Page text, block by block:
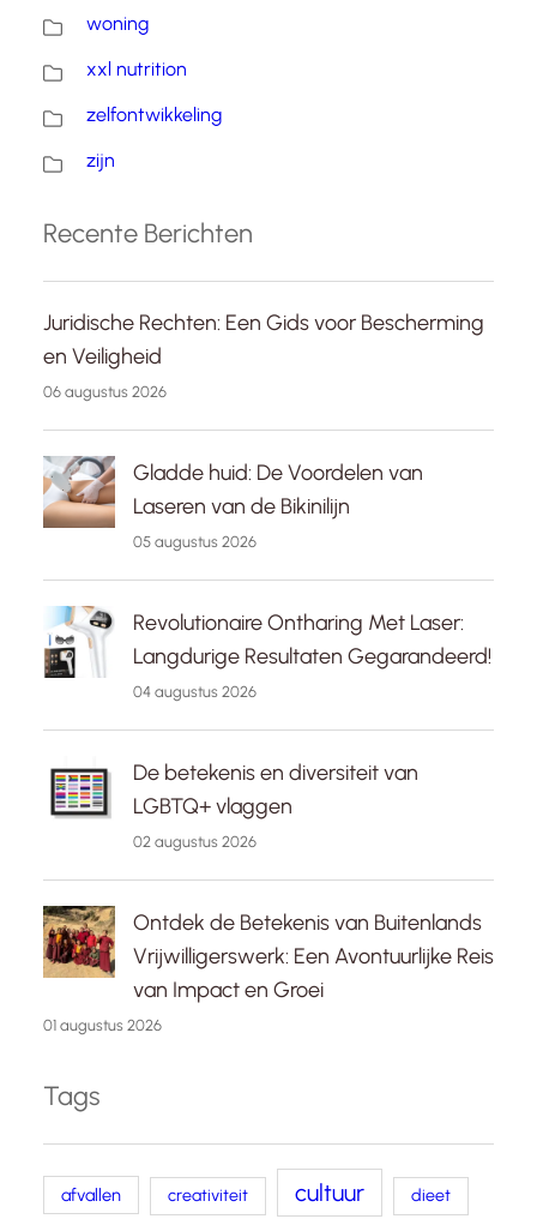
woning
xxl nutrition
zelfontwikkeling
zijn
Recente Berichten
Juridische Rechten: Een Gids voor Bescherming
en Veiligheid
06 augustus 2026
Gladde huid: De Voordelen van
Laseren van de Bikinilijn
05 augustus 2026
Revolutionaire Ontharing Met Laser:
Langdurige Resultaten Gegarandeerd!
04 augustus 2026
De betekenis en diversiteit van
LGBTQ+ vlaggen
02 augustus 2026
Ontdek de Betekenis van Buitenlands
Vrijwilligerswerk: Een Avontuurlijke Reis
van Impact en Groei
01 augustus 2026
Tags
afvallen creativiteit cultuur dieet